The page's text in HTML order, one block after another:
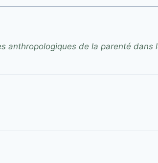
anthropologiques de la parenté dans